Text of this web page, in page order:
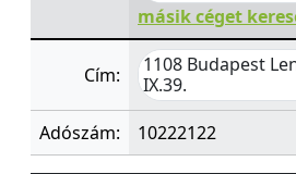
másik céget
Cím:
1108 Budapest
IX.39.
Adószám:
10222122